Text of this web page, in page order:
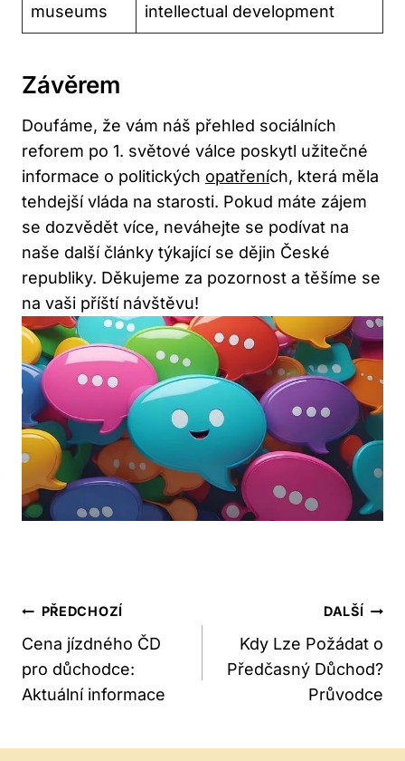
museums
intellectual development
Závěrem
Doufáme, že vám náš přehled sociálních
reforem po 1. světové válce poskytl užitečné
informace o politických opatřeních, která měla
tehdejší vláda na starosti. Pokud máte zájem
se dozvědět více, neváhejte se podívat na
naše další články týkající se dějin České
republiky. Děkujeme za pozornost a těšíme se
na vaši příští návštěvu!
Navigace
Pro
Příspěvek
PŘEDCHOZÍ
Cena jízdného ČD
pro důchodce:
Aktuální informace
DALŠÍ
Kdy Lze Požádat o
Předčasný Důchod?
Průvodce